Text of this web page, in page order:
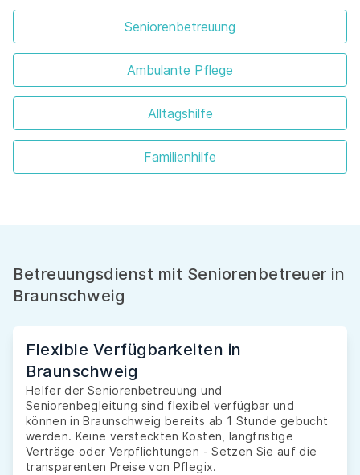
Seniorenbetreuung
Ambulante Pflege
Alltagshilfe
Familienhilfe
Betreuungsdienst mit Seniorenbetreuer in
Braunschweig
Flexible Verfügbarkeiten in
Braunschweig
Helfer der Seniorenbetreuung und
Seniorenbegleitung sind flexibel verfügbar und
können in Braunschweig bereits ab 1 Stunde gebucht
werden. Keine versteckten Kosten, langfristige
Verträge oder Verpflichtungen - Setzen Sie auf die
transparenten Preise von Pflegix.